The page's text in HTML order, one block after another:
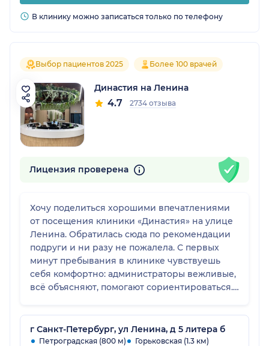
В клинику можно записаться только по телефону
Выбор пациентов 2025 Более 100 врачей
Династия на Ленина
4.7 2734 отзыва
Лицензия проверена
Хочу поделиться хорошими впечатлениями
от посещения клиники «Династия» на улице
Ленина. Обратилась сюда по рекомендации
подруги и ни разу не пожалела. С первых
минут пребывания в клинике чувствуешь
себя комфортно: администраторы вежливые,
всё объясняют, помогают сориентироваться.
ожидания приятно посидеть — можно налить
воды, почитать информационные брошюры,
обстановка совсем не стрессовая. Приём
г Санкт-Петербург, ул Ленина, д 5 литера б
Петроградская (800 м)
Горьковская (1.3 км)